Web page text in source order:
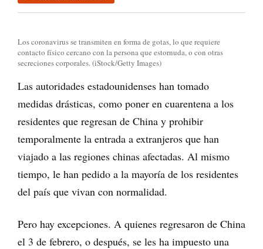
Los coronavirus se transmiten en forma de gotas, lo que requiere
contacto físico cercano con la persona que estornuda, o con otras
secreciones corporales. (iStock/Getty Images)
Las autoridades estadounidenses han tomado
medidas drásticas, como poner en cuarentena a los
residentes que regresan de China y prohibir
temporalmente la entrada a extranjeros que han
viajado a las regiones chinas afectadas. Al mismo
tiempo, le han pedido a la mayoría de los residentes
del país que vivan con normalidad.
Pero hay excepciones. A quienes regresaron de China
el 3 de febrero, o después, se les ha impuesto una